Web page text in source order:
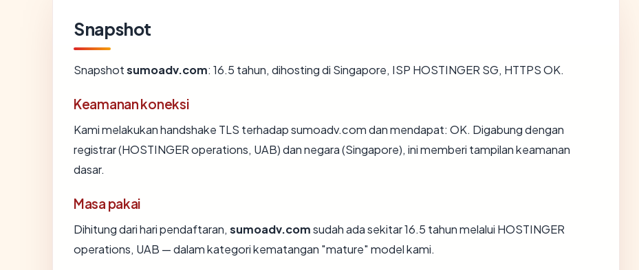
Snapshot
Snapshotsumoadv.com: 16.5 tahun, dihosting di Singapore, ISP HOSTINGER SG, HTTPS OK.
Keamanan koneksi
Kami melakukan handshake TLS terhadap sumoadv.com dan mendapat: OK. Digabung dengan
registrar (HOSTINGER operations, UAB) dan negara (Singapore), ini memberi tampilan keamanan
dasar.
Masa pakai
Dihitung dari hari pendaftaran, sumoadv.comsudah ada sekitar 16.5 tahun melalui HOSTINGER
operations, UAB — dalam kategori kematangan "mature" model kami.